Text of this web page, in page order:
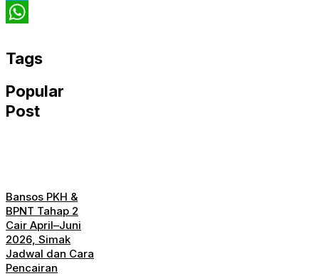
Twitter
Tags
Popular
Post
Bansos PKH &
BPNT Tahap 2
Cair April–Juni
2026, Simak
Jadwal dan Cara
Pencairan